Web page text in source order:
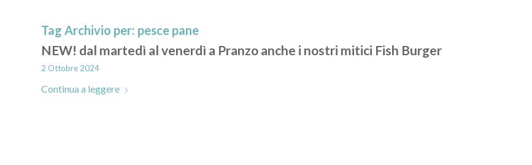
Tag Archivio per: pesce pane
NEW! dal martedì al venerdì a Pranzo anche i nostri mitici Fish Burger
2 Ottobre 2024
Continua a leggere